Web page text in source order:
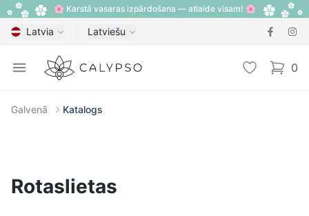
🌸 Karstā vasaras izpārdošana — atlaide visam! 🌸
Latvia Latviešu
Open menu
Calypso Vēlmju 0
items
Galvenā Katalogs
Rotaslietas